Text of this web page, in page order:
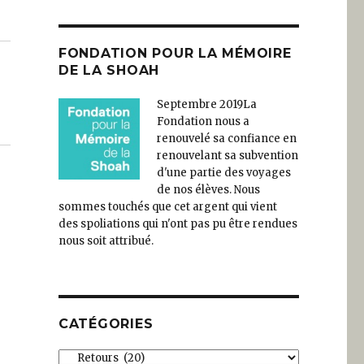
FONDATION POUR LA MÉMOIRE
DE LA SHOAH
Septembre 2019La
Fondation nous a
renouvelé sa confiance en
renouvelant sa subvention
d'une partie des voyages
de nos élèves. Nous
sommes touchés que cet argent qui vient
des spoliations qui n'ont pas pu être rendues
nous soit attribué.
CATÉGORIES
Catégories